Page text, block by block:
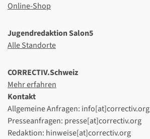
Online-Shop
Jugendredaktion Salon5
Alle Standorte
CORRECTIV.Schweiz
Mehr erfahren
Kontakt
Allgemeine Anfragen: info[at]correctiv.org
Presseanfragen: presse[at]correctiv.org
Redaktion: hinweise[at]correctiv.org